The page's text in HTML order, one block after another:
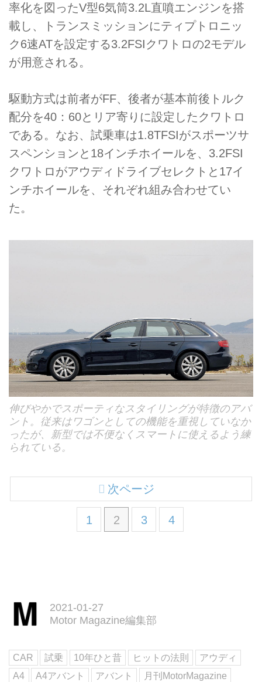
率化を図ったV型6気筒3.2L直噴エンジンを搭
載し、トランスミッションにティプトロニッ
ク6速ATを設定する3.2FSIクワトロの2モデル
が用意される。
駆動方式は前者がFF、後者が基本前後トルク
配分を40：60とリア寄りに設定したクワトロ
である。なお、試乗車は1.8TFSIがスポーツサ
スペンションと18インチホイールを、3.2FSI
クワトロがアウディドライブセレクトと17イ
ンチホイールを、それぞれ組み合わせてい
た。
伸びやかでスポーティなスタイリングが特徴のアバ
ント。従来はワゴンとしての機能を重視していなか
ったが、新型では不便なくスマートに使えるよう練
られている。
1 2 3 4
次ページ
2021-01-27
Motor Magazine編集部
CAR 試乗 10年ひと昔 ヒットの法則
アウディ
A4
A4アバント アバント 月刊MotorMagazine